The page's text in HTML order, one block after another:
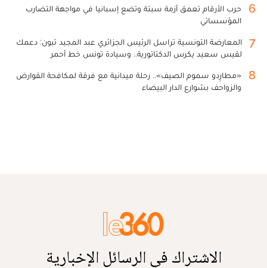
6
حرب الأرقام تعمق أزمة سبتة وتضع إسبانيا في مواجهة التضارب
المؤسساتي
7
المعارضة التونسية تراسل الرئيس الجزائري عبد المجيد تبون: دعمك
لقيس سعيد يكرس الدكتاتورية.. وسيادة تونس خط أحمر
8
«مطارِدو سموم الصيف».. رحلة ميدانية مع فرقة لمكافحة القوارض
والزواحف بشوارع الدار البيضاء
الاشتراك في الرسائل الإخبارية